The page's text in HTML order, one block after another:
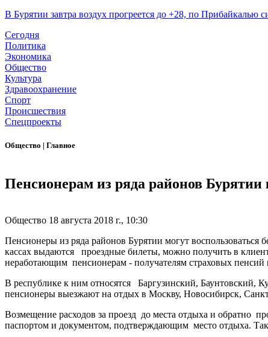
В Бурятии завтра воздух прогреется до +28, по Прибайкалью
Сегодня
Политика
Экономика
Общество
Культура
Здравоохранение
Спорт
Происшествия
Спецпроекты
Общество | Главное
Пенсионерам из ряда районов
Общество 18 августа 2018 г., 10:30
Пенсионеры из ряда районов Бурятии могут
кассах выдаются проездные билеты, можно получить в
неработающим пенсионерам - получателям страховых
В республике к ним относятся Баргузинский, Баунтовский,
пенсионеры выезжают на отдых в Москву, Новосибирск,
Возмещение расходов за проезд до места отдыха и обратно
паспортом и документом, подтверждающим место отдыха.